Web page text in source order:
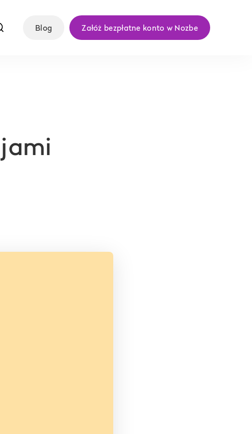
Blog Załóż bezpłatne konto w Nozbe